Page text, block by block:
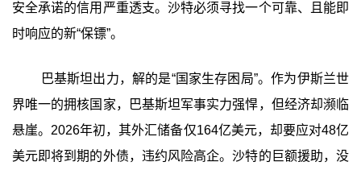
安全承诺的信用严重透支。沙特必须寻找一个可靠、且能即
时响应的新“保镖”。
巴基斯坦出力，解的是“国家生存困局”‍。作为伊斯兰世
界唯一的拥核国家，巴基斯坦军事实力强悍，但经济却濒临
悬崖。2026年初，其外汇储备仅164亿美元，却要应对48亿
美元即将到期的外债，违约风险高企。沙特的巨额援助，没